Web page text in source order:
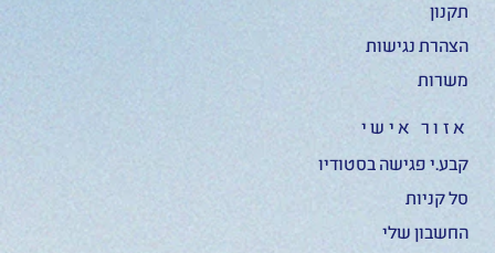
תקנון
הצהרת נגישות
משרות
אזור אישי
קבע.י פגישה בסטודיו
סל קניות
החשבון שלי